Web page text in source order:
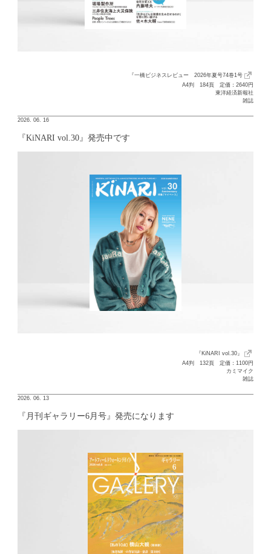
『一橋ビジネスレビュー 2026年夏号74巻1号
A4判 184頁 定価：2640円
東洋経済新報社
雑誌
2026. 06. 16
『KiNARI vol.30』発売中です
『KiNARI vol.30』
A4判 132頁 定価：1100円
カミマイク
雑誌
2026. 06. 13
『月刊ギャラリー6月号』発売になります